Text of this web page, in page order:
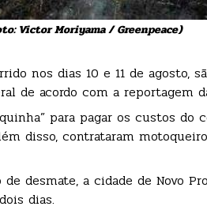
Victor Moriyama / Greenpeace)
nos dias 10 e 11 de agosto,
de acordo com a reportagem
para pagar os custos
disso, contrataram
desmate, a cidade de Novo
dias.